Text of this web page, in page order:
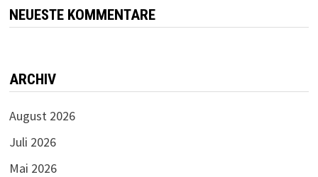
NEUESTE KOMMENTARE
ARCHIV
August 2026
Juli 2026
Mai 2026